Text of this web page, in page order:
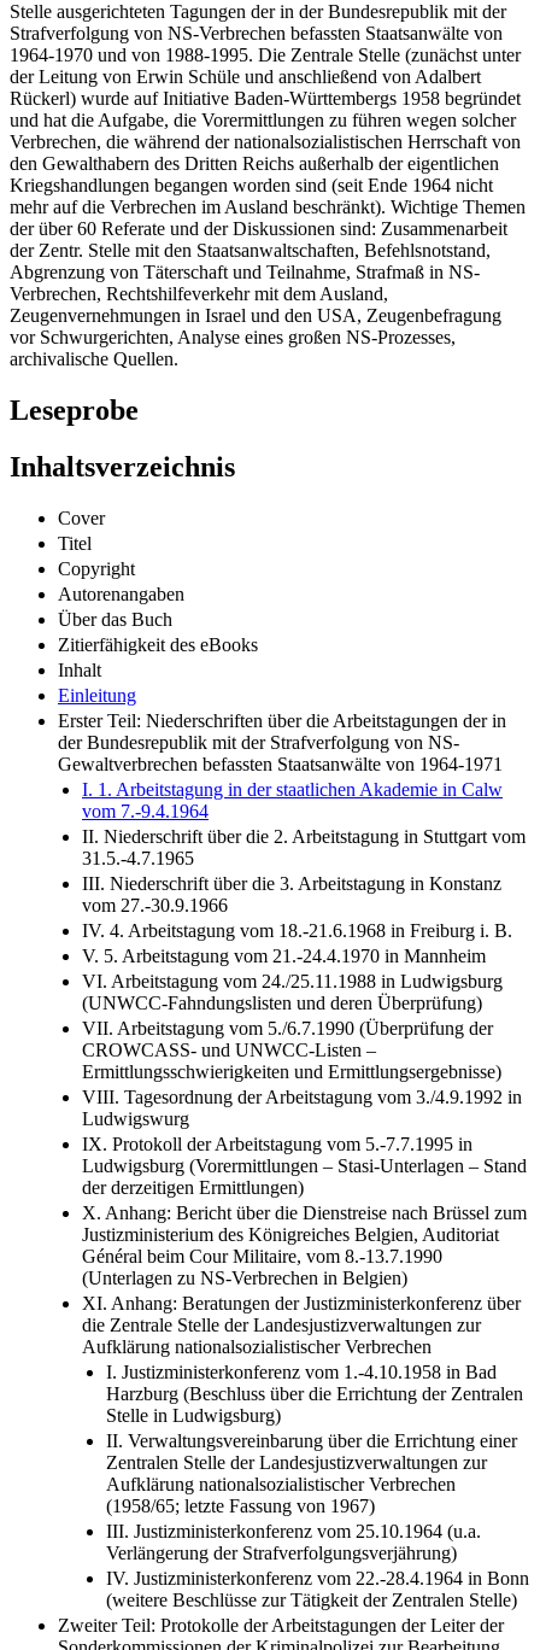
Der Band dokumentiert die Niederschriften der von der Zentralen
Stelle ausgerichteten Tagungen der in der Bundesrepublik mit der
Strafverfolgung von NS-Verbrechen befassten Staatsanwälte von
1964-1970 und von 1988-1995. Die Zentrale Stelle (zunächst unter
der Leitung von Erwin Schüle und anschließend von Adalbert
Rückerl) wurde auf Initiative Baden-Württembergs 1958 begründet
und hat die Aufgabe, die Vorermittlungen zu führen wegen solcher
Verbrechen, die während der nationalsozialistischen Herrschaft von
den Gewalthabern des Dritten Reichs außerhalb der eigentlichen
Kriegshandlungen begangen worden sind (seit Ende 1964 nicht
mehr auf die Verbrechen im Ausland beschränkt). Wichtige Themen
der über 60 Referate und der Diskussionen sind: Zusammenarbeit
der Zentr. Stelle mit den Staatsanwaltschaften, Befehlsnotstand,
Abgrenzung von Täterschaft und Teilnahme, Strafmaß in NS-
Verbrechen, Rechtshilfeverkehr mit dem Ausland,
Zeugenvernehmungen in Israel und den USA, Zeugenbefragung
vor Schwurgerichten, Analyse eines großen NS-Prozesses,
Leseprobe
Cover
Titel
Copyright
Autorenangaben
Über das Buch
Zitierfähigkeit des eBooks
Inhalt
Einleitung
Erster Teil: Niederschriften über die Arbeitstagungen der in
der Bundesrepublik mit der Strafverfolgung von NS-
Gewaltverbrechen befassten Staatsanwälte von 1964-1971
I. 1. Arbeitstagung in der staatlichen Akademie in Calw
vom 7.-9.4.1964
II. Niederschrift über die 2. Arbeitstagung in Stuttgart vom
31.5.-4.7.1965
III. Niederschrift über die 3. Arbeitstagung in Konstanz
vom 27.-30.9.1966
IV. 4. Arbeitstagung vom 18.-21.6.1968 in Freiburg i. B.
V. 5. Arbeitstagung vom 21.-24.4.1970 in Mannheim
VI. Arbeitstagung vom 24./25.11.1988 in Ludwigsburg
(UNWCC-Fahndungslisten und deren Überprüfung)
VII. Arbeitstagung vom 5./6.7.1990 (Überprüfung der
CROWCASS- und UNWCC-Listen –
Ermittlungsschwierigkeiten und Ermittlungsergebnisse)
VIII. Tagesordnung der Arbeitstagung vom 3./4.9.1992 in
Ludwigswurg
IX. Protokoll der Arbeitstagung vom 5.-7.7.1995 in
Ludwigsburg (Vorermittlungen – Stasi-Unterlagen – Stand
der derzeitigen Ermittlungen)
X. Anhang: Bericht über die Dienstreise nach Brüssel zum
Justizministerium des Königreiches Belgien, Auditoriat
Général beim Cour Militaire, vom 8.-13.7.1990
(Unterlagen zu NS-Verbrechen in Belgien)
XI. Anhang: Beratungen der Justizministerkonferenz über
die Zentrale Stelle der Landesjustizverwaltungen zur
Aufklärung nationalsozialistischer Verbrechen
I. Justizministerkonferenz vom 1.-4.10.1958 in Bad
Harzburg (Beschluss über die Errichtung der Zentralen
Stelle in Ludwigsburg)
II. Verwaltungsvereinbarung über die Errichtung einer
Zentralen Stelle der Landesjustizverwaltungen zur
Aufklärung nationalsozialistischer Verbrechen
(1958/65; letzte Fassung von 1967)
III. Justizministerkonferenz vom 25.10.1964 (u.a.
Verlängerung der Strafverfolgungsverjährung)
IV. Justizministerkonferenz vom 22.-28.4.1964 in Bonn
(weitere Beschlüsse zur Tätigkeit der Zentralen Stelle)